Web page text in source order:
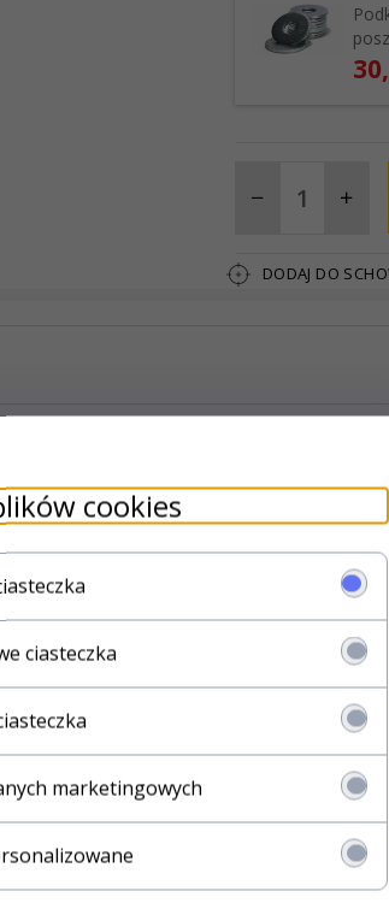
30,
DODAJ DO
i drewnianych oraz do kotwienia w betonie.
cookies
ciasteczka
marketingowych